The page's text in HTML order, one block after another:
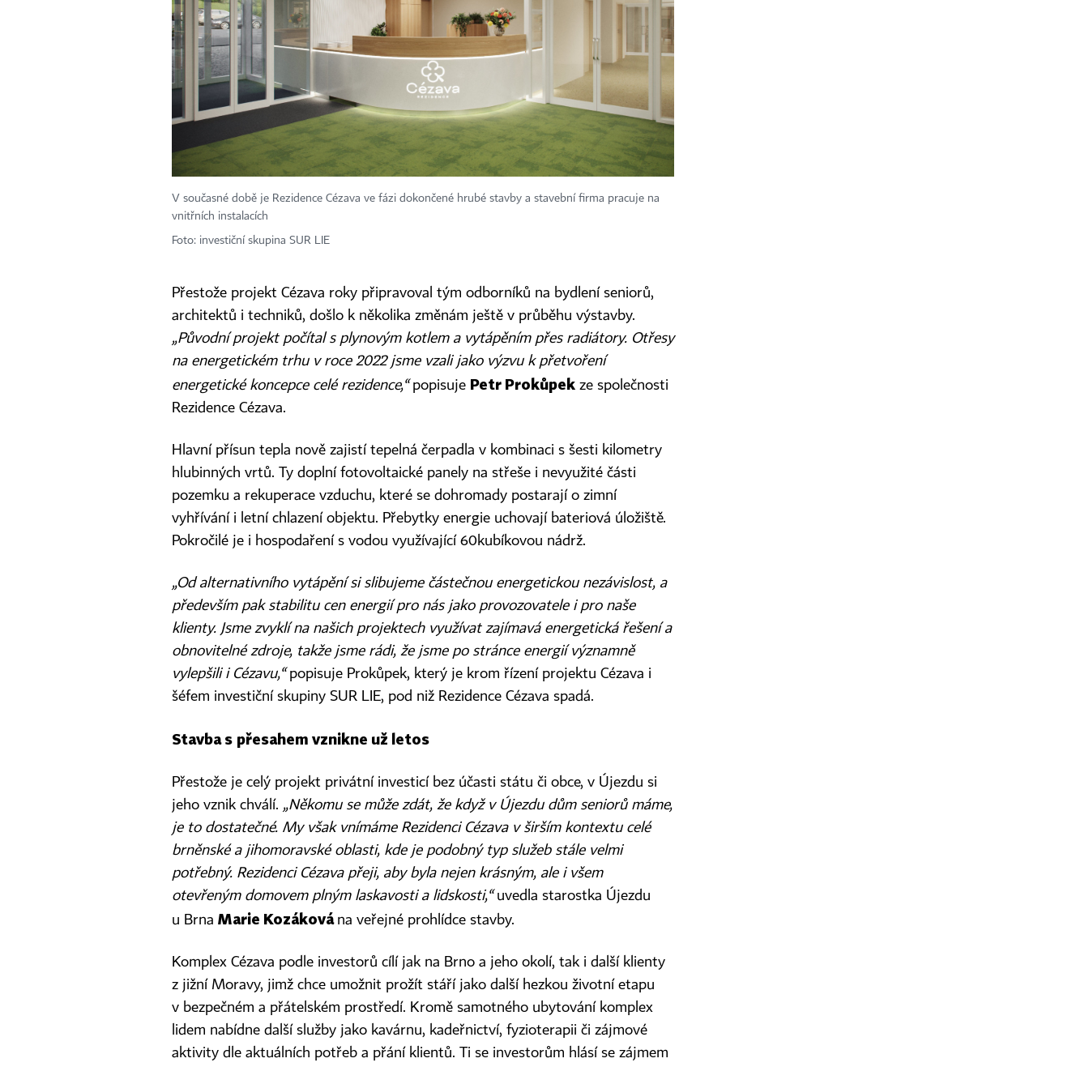
V současné době je Rezidence Cézava ve fázi dokončené hrubé stavby a stavební firma pracuje na
vnitřních instalacích
Foto: investiční skupina SUR LIE
Přestože projekt Cézava roky připravoval tým odborníků na bydlení seniorů,
architektů i techniků, došlo k několika změnám ještě v průběhu výstavby.
„Původní projekt počítal s plynovým kotlem a vytápěním přes radiátory. Otřesy
na energetickém trhu v roce 2022 jsme vzali jako výzvu k přetvoření
energetické koncepce celé rezidence,“popisuje Petr Prokůpek ze společnosti
Rezidence Cézava.
Hlavní přísun tepla nově zajistí tepelná čerpadla v kombinaci s šesti kilometry
hlubinných vrtů. Ty doplní fotovoltaické panely na střeše i nevyužité části
pozemku a rekuperace vzduchu, které se dohromady postarají o zimní
vyhřívání i letní chlazení objektu. Přebytky energie uchovají bateriová úložiště.
Pokročilé je i hospodaření s vodou využívající 60kubíkovou nádrž.
„Od alternativního vytápění si slibujeme částečnou energetickou nezávislost, a
především pak stabilitu cen energií pro nás jako provozovatele i pro naše
klienty. Jsme zvyklí na našich projektech využívat zajímavá energetická řešení a
obnovitelné zdroje, takže jsme rádi, že jsme po stránce energií významně
vylepšili i Cézavu,“popisuje Prokůpek, který je krom řízení projektu Cézava i
šéfem investiční skupiny SUR LIE, pod niž Rezidence Cézava spadá.
Stavba s přesahem vznikne už letos
Přestože je celý projekt privátní investicí bez účasti státu či obce, v Újezdu si
jeho vznik chválí. „Někomu se může zdát, že když v Újezdu dům seniorů máme,
je to dostatečné. My však vnímáme Rezidenci Cézava v širším kontextu celé
brněnské a jihomoravské oblasti, kde je podobný typ služeb stále velmi
potřebný. Rezidenci Cézava přeji, aby byla nejen krásným, ale i všem
otevřeným domovem plným laskavosti a lidskosti,“uvedla starostka Újezdu
u Brna Marie Kozáková na veřejné prohlídce stavby.
Komplex Cézava podle investorů cílí jak na Brno a jeho okolí, tak i další klienty
z jižní Moravy, jimž chce umožnit prožít stáří jako další hezkou životní etapu
v bezpečném a přátelském prostředí. Kromě samotného ubytování komplex
lidem nabídne další služby jako kavárnu, kadeřnictví, fyzioterapii či zájmové
aktivity dle aktuálních potřeb a přání klientů. Ti se investorům hlásí se zájmem